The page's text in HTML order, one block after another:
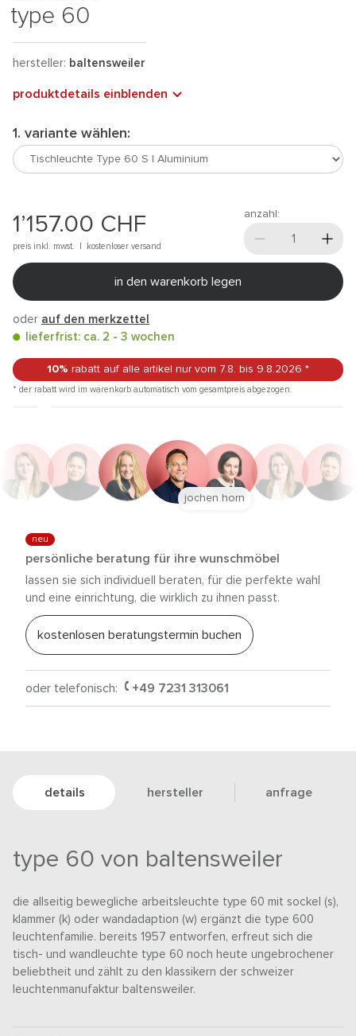
type 60
hersteller: baltensweiler
produktdetails einblenden
1. variante wählen:
1’157.00 CHF
preis inkl. mwst. | kostenloser versand
anzahl:
in den warenkorb legen
oder auf den merkzettel
lieferfrist: ca. 2 - 3 wochen
10% rabatt auf alle artikel nur vom 7.8. bis 9.8.2026 *
* der rabatt wird im warenkorb automatisch vom gesamtpreis abgezogen.
neu
persönliche beratung für ihre wunschmöbel
lassen sie sich individuell beraten, für die perfekte wahl
und eine einrichtung, die wirklich zu ihnen passt.
kostenlosen beratungstermin buchen
oder telefonisch: +49 7231 313061
jochen horn
details hersteller anfrage
type 60 von baltensweiler
die allseitig bewegliche arbeitsleuchte type 60 mit sockel (s),
klammer (k) oder wandadaption (w) ergänzt die type 600
leuchtenfamilie. bereits 1957 entworfen, erfreut sich die
tisch- und wandleuchte type 60 noch heute ungebrochener
beliebtheit und zählt zu den klassikern der schweizer
leuchtenmanufaktur baltensweiler.